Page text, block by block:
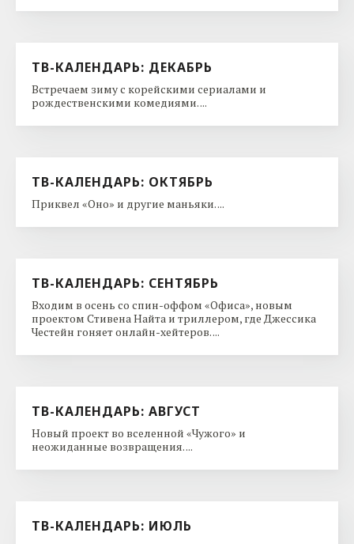
ТВ-КАЛЕНДАРЬ: ДЕКАБРЬ
Встречаем зиму с корейскими сериалами и
рождественскими комедиями. ...
ТВ-КАЛЕНДАРЬ: ОКТЯБРЬ
Приквел «Оно» и другие маньяки. ...
ТВ-КАЛЕНДАРЬ: СЕНТЯБРЬ
Входим в осень со спин-оффом «Офиса», новым
проектом Стивена Найта и триллером, где Джессика
Честейн гоняет онлайн-хейтеров. ...
ТВ-КАЛЕНДАРЬ: АВГУСТ
Новый проект во вселенной «Чужого» и
неожиданные возвращения. ...
ТВ-КАЛЕНДАРЬ: ИЮЛЬ